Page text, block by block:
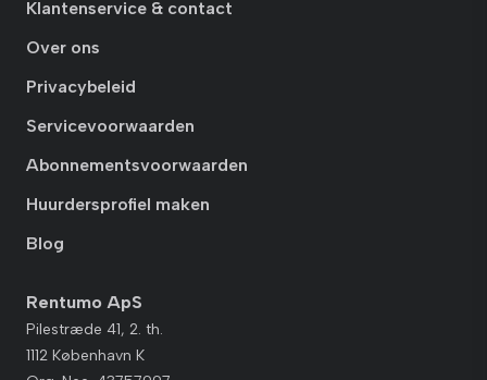
Klantenservice & contact
Over ons
Privacybeleid
Servicevoorwaarden
Abonnementsvoorwaarden
Huurdersprofiel maken
Blog
Rentumo ApS
Pilestræde 41, 2. th.
1112 København K